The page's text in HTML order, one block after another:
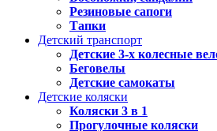
Резиновые сапоги
Тапки
Детский транспорт
Детские 3-х колесные
Беговелы
Детские самокаты
Детские коляски
Коляски 3 в 1
Прогулочные коляски